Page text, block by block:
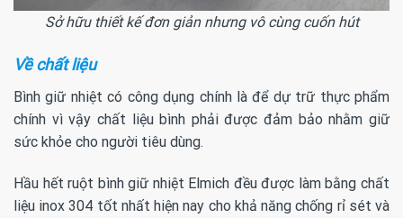
Sở hữu thiết kế đơn giản nhưng vô cùng cuốn hút
Về chất liệu
Bình giữ nhiệt có công dụng chính là để dự trữ thực phẩm
chính vì vậy chất liệu bình phải được đảm bảo nhằm giữ
sức khỏe cho người tiêu dùng.
Hầu hết ruột bình giữ nhiệt Elmich đều được làm bằng chất
liệu inox 304 tốt nhất hiện nay cho khả năng chống rỉ sét và